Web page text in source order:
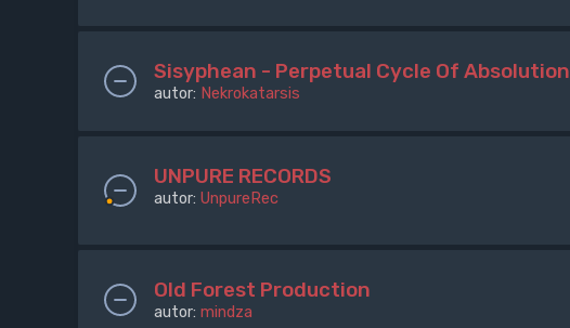
Sisyphean - Perpetual Cycle Of Absolution
autor: Nekrokatarsis
UNPURE RECORDS
autor: UnpureRec
Old Forest Production
autor: mindza